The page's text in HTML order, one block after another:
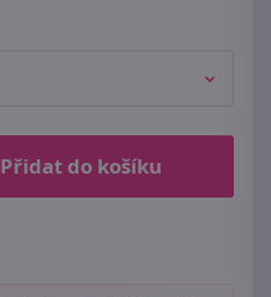
Přidat do košíku